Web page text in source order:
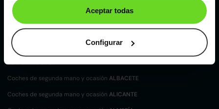
Aceptar todas
Configurar
Ver Kia Sportage de segunda mano y ocasión
Kia Sportage de segunda mano y ocasión
Coches de
localización
Coches de segunda mano y ocasión ALBACETE
Coches de segunda mano y ocasión ALICANTE